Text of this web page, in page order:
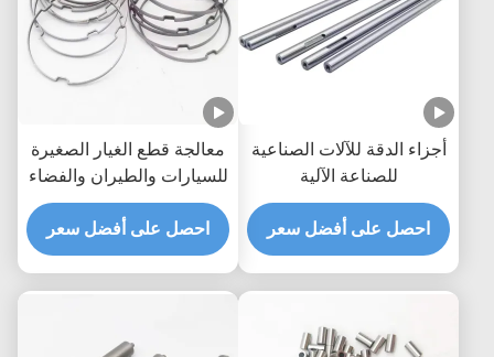
أجزاء الدقة للآلات الصناعية
للصناعة الآلية
احصل على أفضل سعر
معالجة قطع الغيار الصغيرة
للسيارات والطيران والفضاء
الإلكترونيات الطبية قطع
الدوارة CNC
احصل على أفضل سعر